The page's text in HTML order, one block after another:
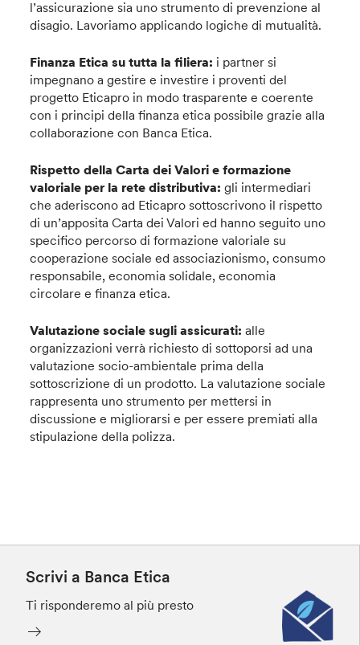
l’assicurazione sia uno strumento di prevenzione al
disagio. Lavoriamo applicando logiche di mutualità.
Finanza Etica su tutta la filiera: i partner si
impegnano a gestire e investire i proventi del
progetto Eticapro in modo trasparente e coerente
con i principi della finanza etica possibile grazie alla
collaborazione con Banca Etica.
Rispetto della Carta dei Valori e formazione
valoriale per la rete distributiva: gli intermediari
che aderiscono ad Eticapro sottoscrivono il rispetto
di un’apposita Carta dei Valori ed hanno seguito uno
specifico percorso di formazione valoriale su
cooperazione sociale ed associazionismo, consumo
responsabile, economia solidale, economia
circolare e finanza etica.
Valutazione sociale sugli assicurati: alle
organizzazioni verrà richiesto di sottoporsi ad una
valutazione socio-ambientale prima della
sottoscrizione di un prodotto. La valutazione sociale
rappresenta uno strumento per mettersi in
discussione e migliorarsi e per essere premiati alla
stipulazione della polizza.
Scrivi a Banca Etica
Ti risponderemo al più presto